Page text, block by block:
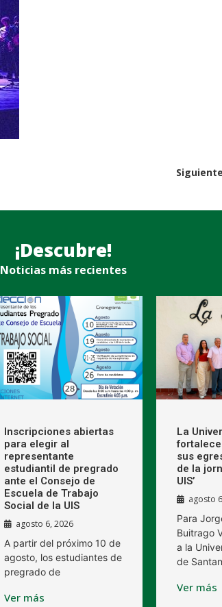
Siguiente
¡Descubre!
Noticias más recientes
Inscripciones abiertas
para elegir al
representante
estudiantil de pregrado
ante el Consejo de
Escuela de Trabajo
Social de la UIS
agosto 6, 2026
A partir del próximo 10 de
agosto, los estudiantes de
pregrado de
Ver más
La
sus
de la
UIS’
agosto
Para
Buitrago
a la
de
Ver más